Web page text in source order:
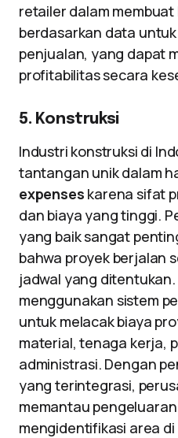
retailer dalam
berdasarkan data
penjualan, yang dapat
profitabilitas secara
5. Konstruksi
Industri konstruksi di
tantangan unik dalam
expenses karena sifat
dan biaya yang tinggi.
yang baik sangat
bahwa proyek berjalan
jadwal yang
menggunakan sistem
untuk melacak biaya
material, tenaga kerja,
administrasi. Dengan
yang terintegrasi,
memantau
mengidentifikasi area